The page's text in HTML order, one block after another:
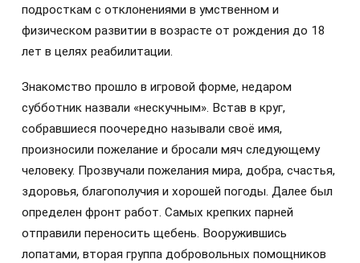
подросткам с отклонениями в умственном и
физическом развитии в возрасте от рождения до 18
лет в целях реабилитации.
Знакомство прошло в игровой форме, недаром
субботник назвали «нескучным». Встав в круг,
собравшиеся поочередно называли своё имя,
произносили пожелание и бросали мяч следующему
человеку. Прозвучали пожелания мира, добра, счастья,
здоровья, благополучия и хорошей погоды. Далее был
определен фронт работ. Самых крепких парней
отправили переносить щебень. Вооружившись
лопатами, вторая группа добровольных помощников